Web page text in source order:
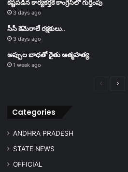
కష్టపడిన కార్యకర్తకే కాంగ్రెస్‌లో గుర్తింపు
3 days ago
సీసీ కెమెరాలే రక్షకులు..
3 days ago
అప్పుల బాధతో రైతు ఆత్మహత్య
1 week ago
PreviousNext
Categories
ANDHRA PRADESH
STATE NEWS
OFFICIAL